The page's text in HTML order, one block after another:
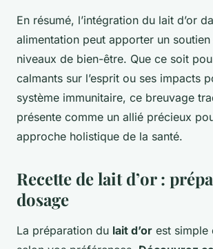
En résumé, l’intégration du lait d’or
alimentation peut apporter un
niveaux de bien-être. Que ce soit
calmants sur l’esprit ou ses impacts
système immunitaire, ce breuvage
présente comme un allié précieux
approche holistique de la santé.
Recette de lait d’or :
dosage
La préparation du lait d’or est simple